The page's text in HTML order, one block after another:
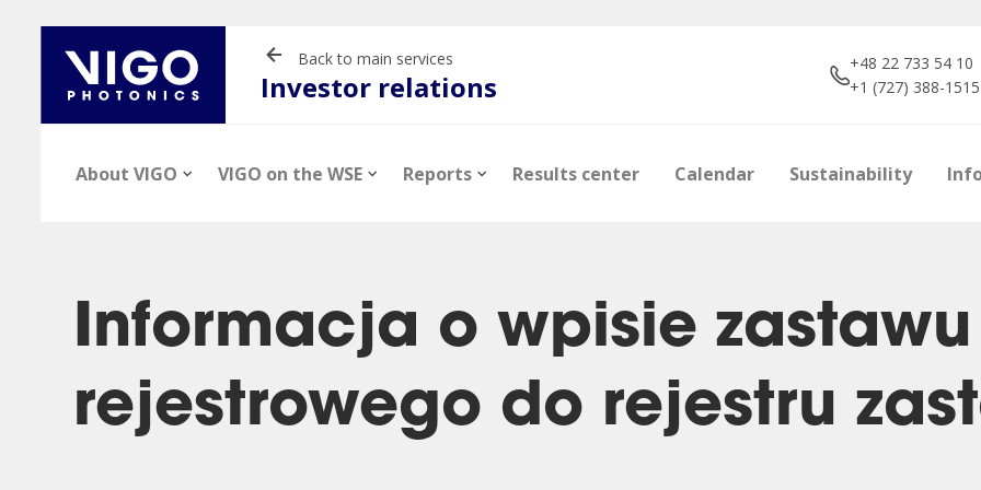
Back to main services
Investor relations
+48 22 733 54 10
+1 (727) 388-1515
About VIGO
News Company profile Shareholders
VIGO on the WSE
Stock information Stock quotes Brokers about us Dividend
Reports
Financial reports Current reports
Results center Calendar Sustainability
Presentations Videos Photos
Informacja o wpisie zastawu
rejestrowego do rejestru